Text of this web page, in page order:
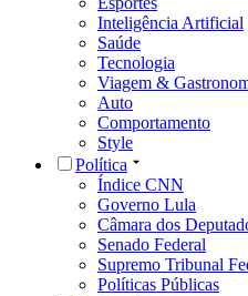
Inteligência Artificial
Saúde
Tecnologia
Viagem &
Auto
Comportamento
Style
Política
Índice CNN
Governo Lula
Câmara dos
Senado Federal
Supremo Tribunal
Políticas Públicas